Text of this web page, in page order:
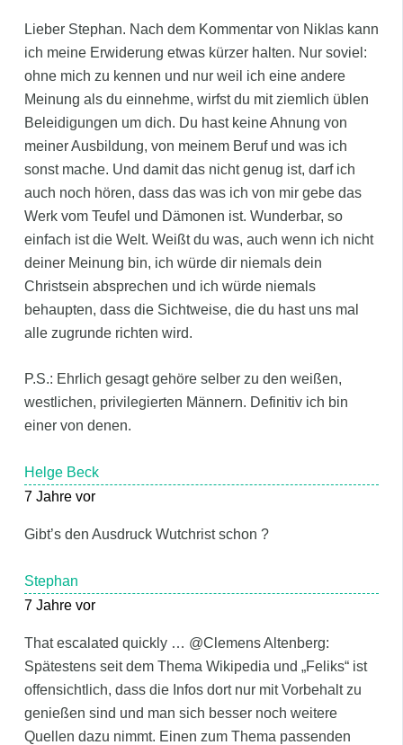
Lieber Stephan. Nach dem Kommentar von Niklas kann
ich meine Erwiderung etwas kürzer halten. Nur soviel:
ohne mich zu kennen und nur weil ich eine andere
Meinung als du einnehme, wirfst du mit ziemlich üblen
Beleidigungen um dich. Du hast keine Ahnung von
meiner Ausbildung, von meinem Beruf und was ich
sonst mache. Und damit das nicht genug ist, darf ich
auch noch hören, dass das was ich von mir gebe das
Werk vom Teufel und Dämonen ist. Wunderbar, so
einfach ist die Welt. Weißt du was, auch wenn ich nicht
deiner Meinung bin, ich würde dir niemals dein
Christsein absprechen und ich würde niemals
behaupten, dass die Sichtweise, die du hast uns mal
alle zugrunde richten wird.
P.S.: Ehrlich gesagt gehöre selber zu den weißen,
westlichen, privilegierten Männern. Definitiv ich bin
einer von denen.
Helge Beck
7 Jahre vor
Gibt’s den Ausdruck Wutchrist schon ?
Stephan
7 Jahre vor
That escalated quickly … @Clemens Altenberg:
Spätestens seit dem Thema Wikipedia und „Feliks“ ist
offensichtlich, dass die Infos dort nur mit Vorbehalt zu
genießen sind und man sich besser noch weitere
Quellen dazu nimmt. Einen zum Thema passenden